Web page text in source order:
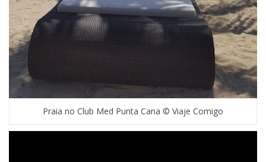
Praia no Club Med Punta Cana © Viaje Comigo